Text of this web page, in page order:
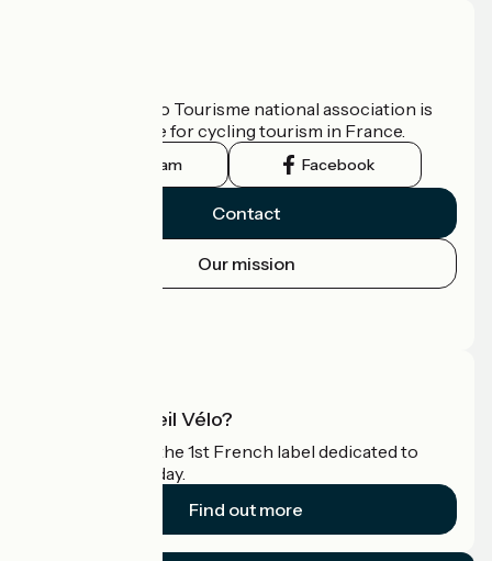
The France Vélo Tourisme national association is
the official guide for cycling tourism in France.
Instagram Facebook
Contact
Our mission
What is Accueil Vélo?
Accueil Vélo is the 1st French label dedicated to
cyclists on holiday.
Find out more